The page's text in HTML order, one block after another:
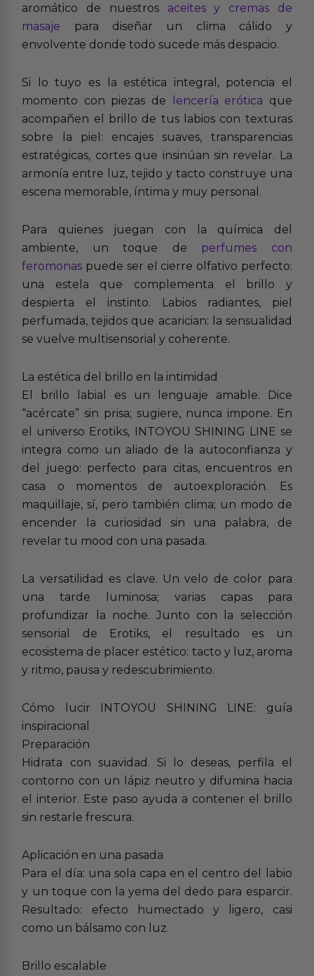
aromático de nuestros aceites y cremas de
masaje para diseñar un clima cálido y
envolvente donde todo sucede más despacio.
Si lo tuyo es la estética integral, potencia el
momento con piezas de
lencería erótica que
acompañen el brillo de tus labios con texturas
sobre la piel: encajes suaves, transparencias
estratégicas, cortes que insinúan sin revelar. La
armonía entre luz, tejido y tacto construye una
escena memorable, íntima y muy personal.
Para quienes juegan con la química del
ambiente, un toque de perfumes con
feromonas puede ser el cierre olfativo perfecto:
una estela que complementa el brillo y
despierta el instinto. Labios radiantes, piel
perfumada, tejidos que acarician: la sensualidad
se vuelve multisensorial y coherente.
La estética del brillo en la intimidad
El brillo labial es un lenguaje amable. Dice
“acércate” sin prisa; sugiere, nunca impone. En
el universo Erotiks, INTOYOU SHINING LINE se
integra como un aliado de la autoconfianza y
del juego: perfecto para citas, encuentros en
casa o momentos de autoexploración. Es
maquillaje, sí, pero también clima; un modo de
encender la curiosidad sin una palabra, de
revelar tu mood con una pasada.
La versatilidad es clave. Un velo de color para
una tarde luminosa; varias capas para
profundizar la noche. Junto con la selección
sensorial de Erotiks, el resultado es un
ecosistema de placer estético: tacto y luz, aroma
y ritmo, pausa y redescubrimiento.
Cómo lucir INTOYOU SHINING LINE: guía
inspiracional
Preparación
Hidrata con suavidad. Si lo deseas, perfila el
contorno con un lápiz neutro y difumina hacia
el interior. Este paso ayuda a contener el brillo
sin restarle frescura.
Aplicación en una pasada
Para el día: una sola capa en el centro del labio
y un toque con la yema del dedo para esparcir.
Resultado: efecto humectado y ligero, casi
como un bálsamo con luz.
Brillo escalable